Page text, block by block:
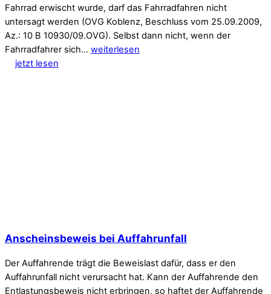
Fahrrad erwischt wurde, darf das Fahrradfahren nicht
untersagt werden (OVG Koblenz, Beschluss vom 25.09.2009,
Az.: 10 B 10930/09.OVG). Selbst dann nicht, wenn der
Fahrradfahrer sich… weiterlesen
jetzt lesen
Anscheinsbeweis bei Auffahrunfall
Der Auffahrende trägt die Beweislast dafür, dass er den
Auffahrunfall nicht verursacht hat. Kann der Auffahrende den
Entlastungsbeweis nicht erbringen, so haftet der Auffahrende